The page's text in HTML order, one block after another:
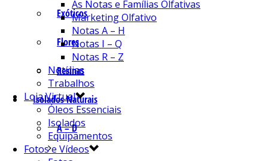
Exóticos
Flores
Resinas
Isolados Naturais
A – D
As Notas e Famílias Olfativas
Marketing Olfativo
Notas A – H
Notas I – Q
Notas R – Z
Notícias
Trabalhos
Loja Virtual
Óleos Essenciais
Isolados
Equipamentos
Fotos e Vídeos